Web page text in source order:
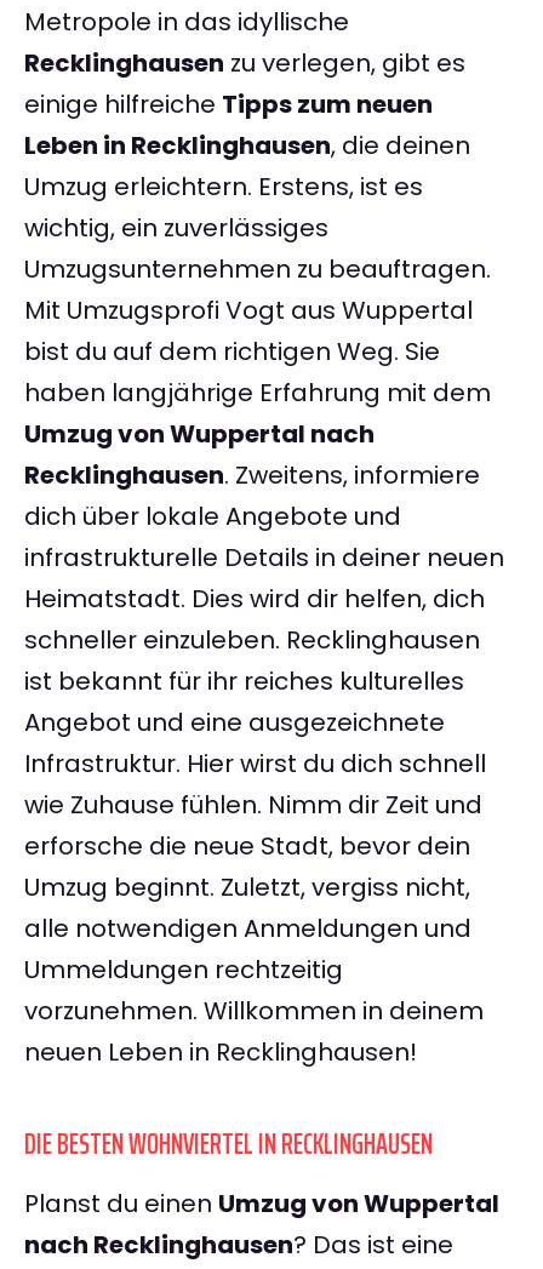
Metropole in das idyllische
Recklinghausen zu verlegen, gibt es
einige hilfreiche Tipps zum neuen
Leben in Recklinghausen, die deinen
Umzug erleichtern. Erstens, ist es
wichtig, ein zuverlässiges
Umzugsunternehmen zu beauftragen.
Mit Umzugsprofi Vogt aus Wuppertal
bist du auf dem richtigen Weg. Sie
haben langjährige Erfahrung mit dem
Umzug von Wuppertal nach
Recklinghausen. Zweitens, informiere
dich über lokale Angebote und
infrastrukturelle Details in deiner neuen
Heimatstadt. Dies wird dir helfen, dich
schneller einzuleben. Recklinghausen
ist bekannt für ihr reiches kulturelles
Angebot und eine ausgezeichnete
Infrastruktur. Hier wirst du dich schnell
wie Zuhause fühlen. Nimm dir Zeit und
erforsche die neue Stadt, bevor dein
Umzug beginnt. Zuletzt, vergiss nicht,
alle notwendigen Anmeldungen und
Ummeldungen rechtzeitig
vorzunehmen. Willkommen in deinem
neuen Leben in Recklinghausen!
DIE BESTEN WOHNVIERTEL IN RECKLINGHAUSEN
Planst du einen Umzug von Wuppertal
nach Recklinghausen? Das ist eine